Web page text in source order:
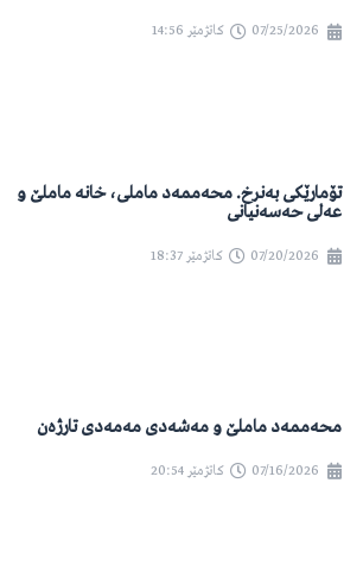
07/25/2026 کاتژمێر 14:56
تۆمارێکی بەنرخ. محەممەد ماملی، خانە ماملێ و
عەلی حەسەنیانی
07/20/2026 کاتژمێر 18:37
محەممەد ماملێ و مەشەدی مەمەدی تارژەن
07/16/2026 کاتژمێر 20:54